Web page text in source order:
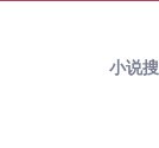
小说